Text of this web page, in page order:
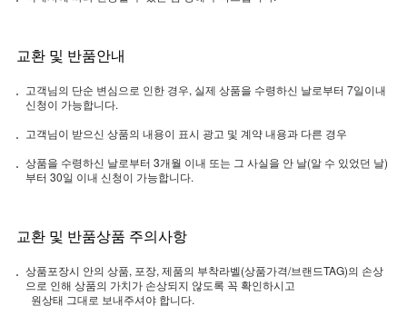
교환 및 반품안내
고객님의 단순 변심으로 인한 경우, 실제 상품을 수령하신 날로부터 7일이내
신청이 가능합니다.
고객님이 받으신 상품의 내용이 표시 광고 및 계약 내용과 다른 경우
상품을 수령하신 날로부터 3개월 이내 또는 그 사실을 안 날(알 수 있었던 날)
부터 30일 이내 신청이 가능합니다.
교환 및 반품상품 주의사항
상품포장시 안의 상품, 포장, 제품의 부착라벨(상품가격/브랜드TAG)의 손상
으로 인해 상품의 가치가 손상되지 않도록 꼭 확인하시고
원상태 그대로 보내주셔야 합니다.